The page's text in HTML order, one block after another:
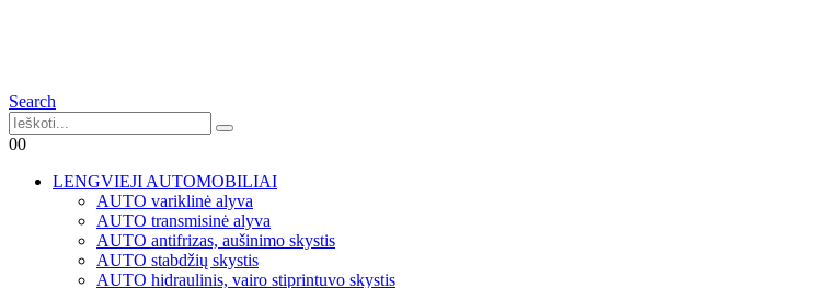
Search
00
LENGVIEJI AUTOMOBILIAI
AUTO variklinė alyva
AUTO transmisinė alyva
AUTO antifrizas, aušinimo skystis
AUTO stabdžių skystis
AUTO hidraulinis, vairo stiprintuvo skystis